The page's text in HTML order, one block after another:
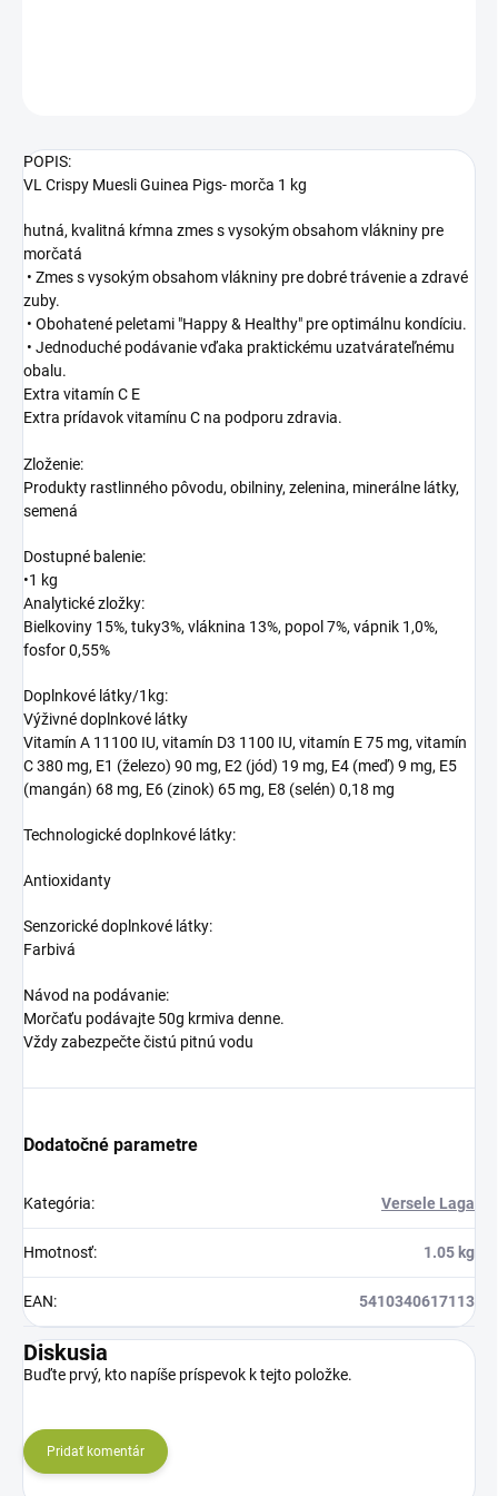
POPIS:
VL Crispy Muesli Guinea Pigs- morča 1 kg
hutná, kvalitná kŕmna zmes s vysokým obsahom vlákniny pre
morčatá
• Zmes s vysokým obsahom vlákniny pre dobré trávenie a zdravé
zuby.
• Obohatené peletami "Happy & Healthy" pre optimálnu kondíciu.
• Jednoduché podávanie vďaka praktickému uzatvárateľnému
obalu.
Extra vitamín C E
Extra prídavok vitamínu C na podporu zdravia.
Zloženie:
Produkty rastlinného pôvodu, obilniny, zelenina, minerálne látky,
semená
Dostupné balenie:
•1 kg
Analytické zložky:
Bielkoviny 15%, tuky3%, vláknina 13%, popol 7%, vápnik 1,0%,
fosfor 0,55%
Doplnkové látky/1kg:
Výživné doplnkové látky
Vitamín A 11100 IU, vitamín D3 1100 IU, vitamín E 75 mg, vitamín
C 380 mg, E1 (železo) 90 mg, E2 (jód) 19 mg, E4 (meď) 9 mg, E5
(mangán) 68 mg, E6 (zinok) 65 mg, E8 (selén) 0,18 mg
Technologické doplnkové látky:
Antioxidanty
Senzorické doplnkové látky:
Farbivá
Návod na podávanie:
Morčaťu podávajte 50g krmiva denne.
Vždy zabezpečte čistú pitnú vodu
Dodatočné parametre
Kategória: Versele Laga
Hmotnosť: 1.05 kg
EAN: 5410340617113
Diskusia
Buďte prvý, kto napíše príspevok k tejto položke.
Pridať komentár